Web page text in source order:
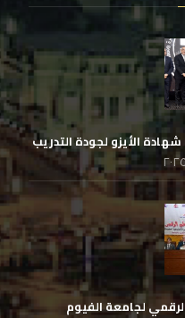
الأيزو لجودة التدريب
لجامعة الفيوم